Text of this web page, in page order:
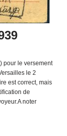
pour le versement
le 2
est correct, mais
de
noter